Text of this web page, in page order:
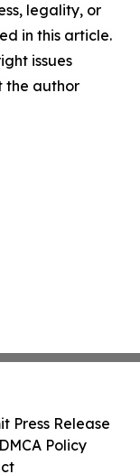
legality, or
in this article.
issues
the author
Press Release
Policy